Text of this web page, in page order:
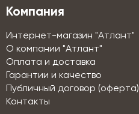
Компания
Интернет-магазин "Атлант"
О компании "Атлант"
Оплата и доставка
Гарантии и качество
Публичный договор (оферта)
Контакты